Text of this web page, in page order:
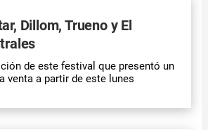
Dillom, Trueno y El
de este festival que presentó un
venta a partir de este lunes